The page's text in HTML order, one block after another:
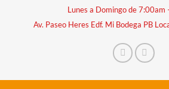
Lunes a Domingo de 7:00am
Av. Paseo Heres Edf. Mi Bodega PB